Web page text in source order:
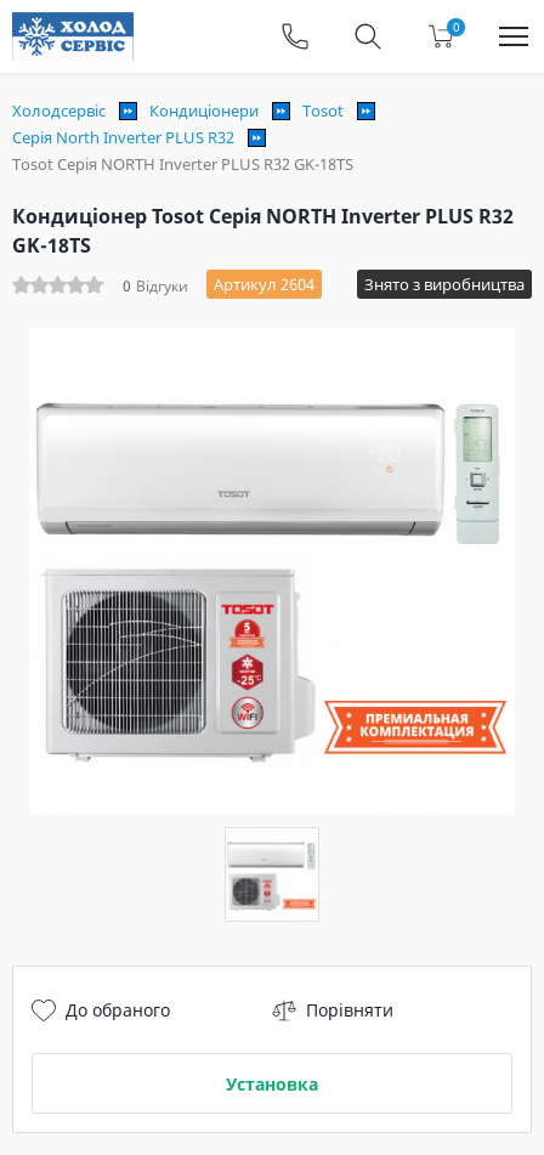
0
Холодсервіс Кондиціонери
Tosot
Серія North Inverter PLUS R32
Tosot Серія NORTH Inverter PLUS R32 GK-18TS
Кондиціонер Tosot Серія NORTH Inverter PLUS R32
GK-18TS
0 Відгуки Артикул 2604 Знято з виробництва
До обраного Порівняти
Установка